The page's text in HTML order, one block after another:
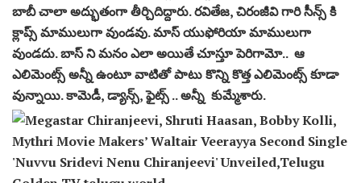
బాబీ చాలా అద్భుతంగా తీర్చిదిద్దారు. రవితేజ, చిరంజీవి గారి సీన్స్ కి
క్లాప్స్ మాములుగా వుండవు. మాస్ యుఫోరియా మాములుగా
వుండదు. బాస్ ని మనం ఎలా అయితే చూస్తూ పెరిగామో.. ఆ
ఎలిమెంట్స్ అన్నీ ఉంటూ వాటితో పాటు కొన్ని కొత్త ఎలిమెంట్స్ కూడా
వున్నాయి. కామెడీ, డ్యాన్స్, ఫైట్స్ .. అన్నీ కుమ్మేశారు.